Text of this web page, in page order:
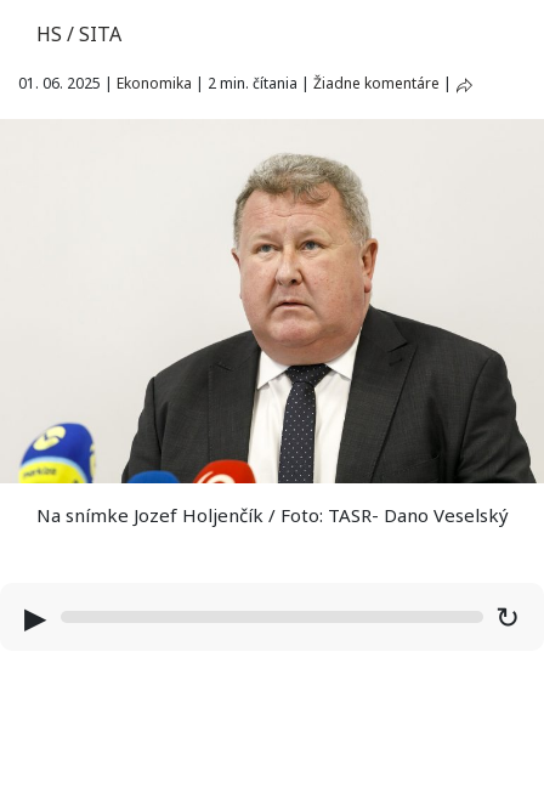
HS / SITA
01. 06. 2025 | Ekonomika | 2 min. čítania | Žiadne komentáre |
Na snímke Jozef Holjenčík / Foto: TASR- Dano Veselský
▶ ↻